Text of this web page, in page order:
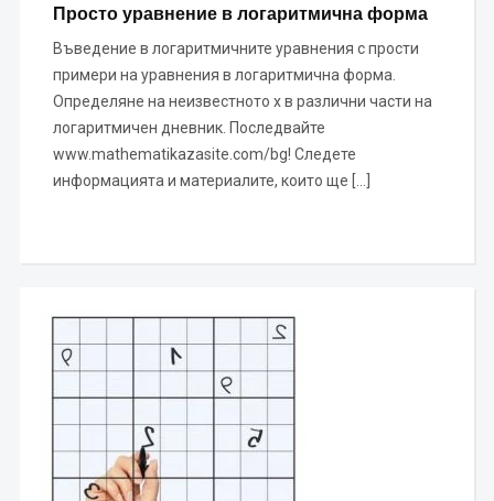
Просто уравнение в логаритмична форма
Въведение в логаритмичните уравнения с прости
примери на уравнения в логаритмична форма.
Определяне на неизвестното x в различни части на
логаритмичен дневник. Последвайте
www.mathematikazasite.com/bg! Следете
информацията и материалите, които ще […]